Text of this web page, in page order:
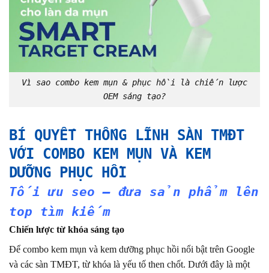
Vì sao combo kem mụn & phục hồi là chiến lược
OEM sáng tạo?
BÍ QUYẾT THỐNG LĨNH SÀN TMĐT
VỚI COMBO KEM MỤN VÀ KEM
DƯỠNG PHỤC HỒI
Tối ưu seo – đưa sản phẩm lên
top tìm kiếm
Chiến lược từ khóa sáng tạo
Để combo kem mụn và kem dưỡng phục hồi nổi bật trên Google
và các sàn TMĐT, từ khóa là yếu tố then chốt. Dưới đây là một